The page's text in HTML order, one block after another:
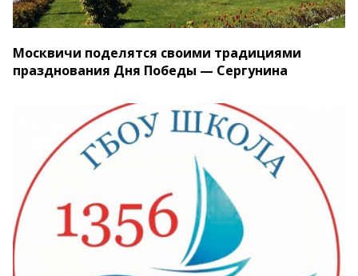
Москвичи поделятся своими традициями
празднования Дня Победы — Сергунина